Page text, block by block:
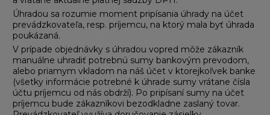
Úhradou sa rozumie moment pripísania úhrady na účet
prevádzkovateľa, resp. príjemcu, na ktorý mala byť úhrada
poukázaná.
V prípade objednávky s úhradou vopred môže zákazník
manuálne uhradiť potrebnú sumy bankovým prevodom,
alebo priamym vkladom na náš účet v ktorejkoľvek banke
(všetky informácie potrebné k úhrade sumy vrátane čísla
účtu príjemcu od nás obdrží). Po pripísaní sumy na účet
príjemcu bude zákazníkovi bezodkladne zaslaný tovar.